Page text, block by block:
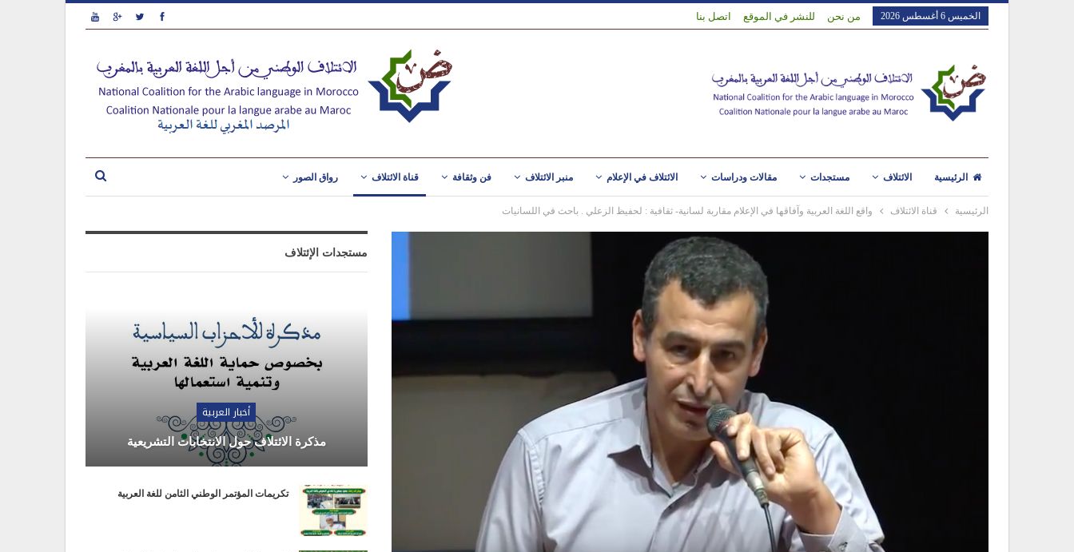
الخميس 6 أغسطس 2026 من نحن للنشر في الموقع اتصل بنا
الرئيسية الائتلاف مستجدات مقالات ودراسات الائتلاف في الإعلام منبر الائتلاف فن وثقافة قناة الائتلاف رواق الصور
الرئيسية قناة الائتلاف واقع اللغة العربية وآفاقها في الإعلام مقاربة لسانية- ثقافية : لحفيظ الزعلي . باحث في اللسانيات
مستجدات الإئتلاف
أخبار العربية
مذكرة الائتلاف حول الانتخابات التشريعية
تكريمات المؤتمر الوطني الثامن للغة العربية